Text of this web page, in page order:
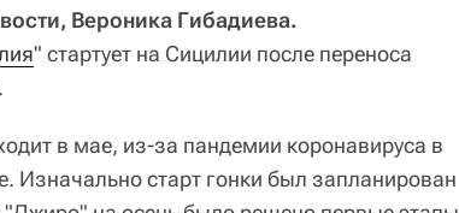
Вероника Гибадиева.
" стартует на Сицилии после переноса
в мае, из-за пандемии коронавируса в
Изначально старт гонки был запланирован